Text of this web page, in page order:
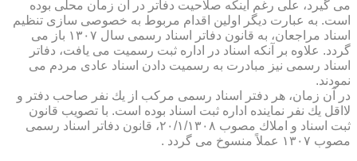
می گیرد، علی رغم اینكه صلاحیت دفاتر در آن زمان محلی بوده
است. به عبارت دیگر اولین اقدام مربوط به خصوصی سازی تنظیم
اسناد مراجعان، به قانون دفاتر اسناد رسمی سال ۱۳۰۷ باز می
گردد. علاوه بر آنكه اسناد در اداره ثبت رسمیت می یافت، دفاتر
اسناد رسمی نیز مبادرت به رسمیت دادن اسناد عادی مردم می
نمودند.
در آن زمان، هر دفتر اسناد رسمی مركب از یك نفر صاحب دفتر و
لااقل یك نفر نماینده اداره ثبت اسناد بوده است. با تصویب قانون
ثبت اسناد و املاك مصوب ۲۰/۱/۱۳۰۸، قانون دفاتر اسناد رسمی
مصوب ۱۳۰۷ عملاً منسوخ می گردد .